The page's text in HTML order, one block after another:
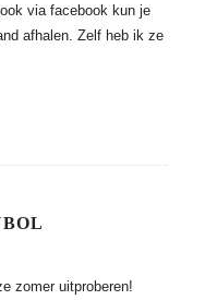
via facebook kun je
afhalen. Zelf heb ik ze
zomer uitproberen!